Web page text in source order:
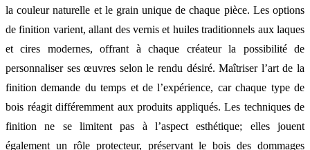
la couleur naturelle et le grain unique de chaque pièce. Les options
de finition varient, allant des vernis et huiles traditionnels aux laques
et cires modernes, offrant à chaque créateur la possibilité de
personnaliser ses œuvres selon le rendu désiré. Maîtriser l’art de la
finition demande du temps et de l’expérience, car chaque type de
bois réagit différemment aux produits appliqués. Les techniques de
finition ne se limitent pas à l’aspect esthétique; elles jouent
également un rôle protecteur, préservant le bois des dommages